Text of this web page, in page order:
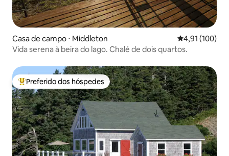
Casa de campo ⋅ Middleton 4,91 de uma
4,91 (100)
Vida serena à beira do lago. Chalé de dois quartos.
Entre os melhores preferidos dos hóspedes
Preferido dos hóspedes